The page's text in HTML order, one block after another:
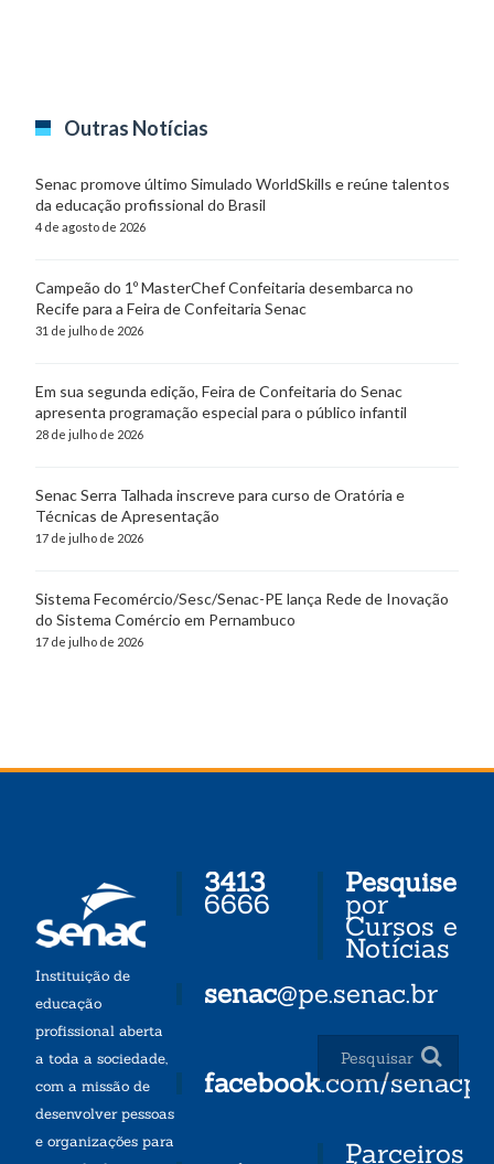
Outras Notícias
Senac promove último Simulado WorldSkills e reúne talentos
da educação profissional do Brasil
4 de agosto de 2026
Campeão do 1º MasterChef Confeitaria desembarca no
Recife para a Feira de Confeitaria Senac
31 de julho de 2026
Em sua segunda edição, Feira de Confeitaria do Senac
apresenta programação especial para o público infantil
28 de julho de 2026
Senac Serra Talhada inscreve para curso de Oratória e
Técnicas de Apresentação
17 de julho de 2026
Sistema Fecomércio/Sesc/Senac-PE lança Rede de Inovação
do Sistema Comércio em Pernambuco
17 de julho de 2026
Instituição de
educação
profissional aberta
a toda a sociedade,
com a missão de
desenvolver pessoas
e organizações para
3413
6666
senac@pe.senac.br
facebook.com/senacpe
Pesquise
por
Cursos e
Notícias
Parceiros